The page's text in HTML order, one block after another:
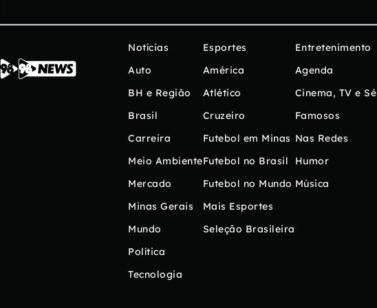
Notícias
Auto
BH e Região
Brasil
Carreira
Meio Ambiente
Mercado
Minas Gerais
Mundo
Política
Tecnologia
Esportes
América
Atlético
Cruzeiro
Futebol em Minas
Futebol no Brasil
Futebol no Mundo
Mais Esportes
Seleção Brasileira
Entretenimento
Agenda
Cinema, TV e
Famosos
Nas Redes
Humor
Música